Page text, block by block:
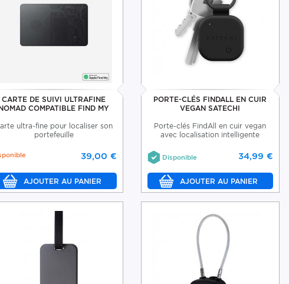
CARTE DE SUIVI ULTRAFINE
COMPATIBLE FIND MY
ultra-fine pour localiser son
portefeuille
39,00 €
PORTE-CLÉS FINDALL EN CUIR
VEGAN SATECHI
Porte-clés FindAll en cuir vegan
avec localisation intelligente
34,99 €
Disponible